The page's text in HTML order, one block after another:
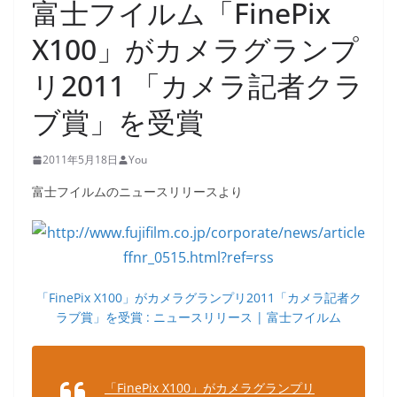
富士フイルム「FinePix
X100」がカメラグランプ
リ2011 「カメラ記者クラ
ブ賞」を受賞
2011年5月18日 You
富士フイルムのニュースリリースより
「FinePix X100」がカメラグランプリ2011「カメラ記者ク
ラブ賞」を受賞 : ニュースリリース | 富士フイルム
「FinePix X100」がカメラグランプリ